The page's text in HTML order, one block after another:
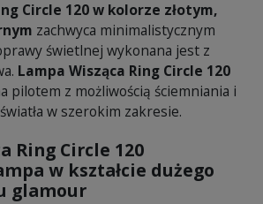
Circle 120 w kolorze złotym,
zachwyca minimalistycznym
świetlnej wykonana jest z
Lampa Wisząca Ring Circle 120
pilotem z możliwością ściemniania i
w szerokim zakresie.
Ring Circle 120
w kształcie dużego
glamour